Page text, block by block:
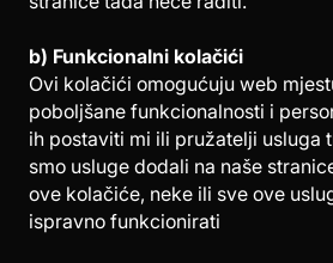
b) Funkcionalni kolačići
Ovi kolačići omogućuju web
poboljšane funkcionalnosti i
ih postaviti mi ili pružatelji usluga
smo usluge dodali na naše
ove kolačiće, neke ili sve ove
ispravno funkcionirati